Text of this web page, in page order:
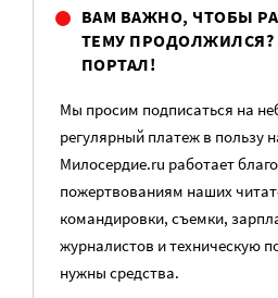
ВАМ ВАЖНО, ЧТОБЫ
ТЕМУ
ПОРТАЛ!
Мы просим подписаться на
регулярный платеж в пользу
Милосердие.ru работает
пожертвованиям наших
командировки, съемки,
журналистов и техническую
нужны средства.